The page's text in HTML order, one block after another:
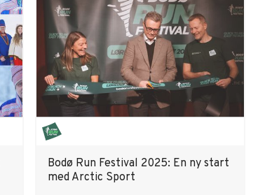
Bodø Run Festival 2025: En ny start
med Arctic Sport